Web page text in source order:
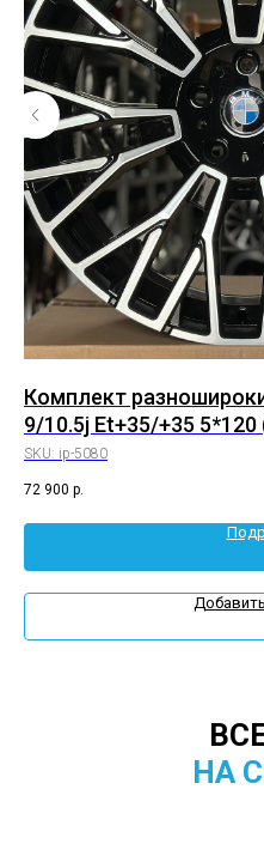
Комплект
9/10.5j Et+35/+35 5*120
SKU: ip-5080
72 900 р.
НА